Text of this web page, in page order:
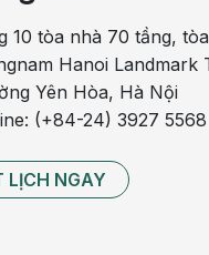
loại này dùng như
bổ sung vitamin và
viên chứa 1.000mg
giải khát và dùng bất
bổ sung từ 60 -
10 tòa nhà 70 tầng,
Hanoi Landmark
Yên Hòa, Hà Nội
(+84-24) 3927 5568
LỊCH NGAY